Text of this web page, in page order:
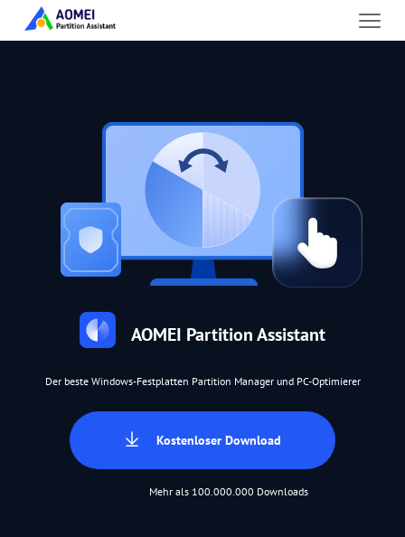
AOMEI Partition Assistant
Der beste Windows-Festplatten Partition Manager und PC-Optimierer
Kostenloser Download
Mehr als 100.000.000 Downloads